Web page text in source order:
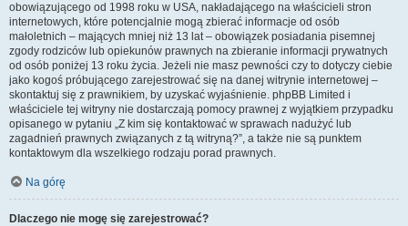
obowiązującego od 1998 roku w USA, nakładającego na właścicieli stron
internetowych, które potencjalnie mogą zbierać informacje od osób
małoletnich – mających mniej niż 13 lat – obowiązek posiadania pisemnej
zgody rodziców lub opiekunów prawnych na zbieranie informacji prywatnych
od osób poniżej 13 roku życia. Jeżeli nie masz pewności czy to dotyczy ciebie
jako kogoś próbującego zarejestrować się na danej witrynie internetowej –
skontaktuj się z prawnikiem, by uzyskać wyjaśnienie. phpBB Limited i
właściciele tej witryny nie dostarczają pomocy prawnej z wyjątkiem przypadku
opisanego w pytaniu „Z kim się kontaktować w sprawach nadużyć lub
zagadnień prawnych związanych z tą witryną?”, a także nie są punktem
kontaktowym dla wszelkiego rodzaju porad prawnych.
Na górę
Dlaczego nie mogę się zarejestrować?